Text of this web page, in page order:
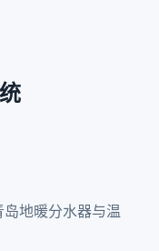
地暖分水器与温